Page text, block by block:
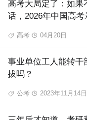
高考大局定了：如果
话，2026年中国高
高考 04月20日
事业单位工人能转干
拔吗？
公考 2023年11月14日